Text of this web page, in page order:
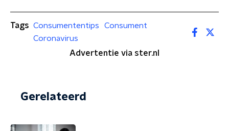
Tags Consumententips
Consument
Coronavirus
Advertentie via ster.nl
Gerelateerd